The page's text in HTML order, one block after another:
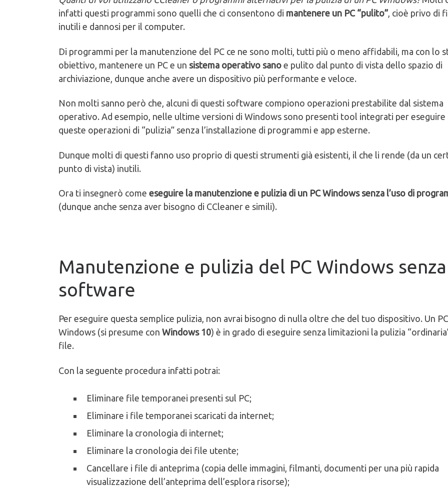
infatti questi programmi sono quelli che ci consentono di mantenere un PC “pulito”, cioè privo di
inutili e dannosi per il computer.
Di programmi per la manutenzione del PC ce ne sono molti, tutti più o meno affidabili, ma con lo
obiettivo, mantenere un PC e un sistema operativo sano e pulito dal punto di vista dello spazio di
archiviazione, dunque anche avere un dispositivo più performante e veloce.
Non molti sanno però che, alcuni di questi software compiono operazioni prestabilite dal sistema
operativo. Ad esempio, nelle ultime versioni di Windows sono presenti tool integrati per eseguire
queste operazioni di “pulizia” senza l’installazione di programmi e app esterne.
Dunque molti di questi fanno uso proprio di questi strumenti già esistenti, il che li rende (da un
punto di vista) inutili.
Ora ti insegnerò come eseguire la manutenzione e pulizia di un PC Windows senza l’uso di
(dunque anche senza aver bisogno di CCleaner e simili).
Manutenzione e pulizia del PC Windows senza
software
Per eseguire questa semplice pulizia, non avrai bisogno di nulla oltre che del tuo dispositivo. Un PC
Windows (si presume con Windows 10) è in grado di eseguire senza limitazioni la pulizia
file.
Con la seguente procedura infatti potrai:
Eliminare file temporanei presenti sul PC;
Eliminare i file temporanei scaricati da internet;
Eliminare la cronologia di internet;
Eliminare la cronologia dei file utente;
Cancellare i file di anteprima (copia delle immagini, filmanti, documenti per una più rapida
visualizzazione dell’anteprima dell’esplora risorse);